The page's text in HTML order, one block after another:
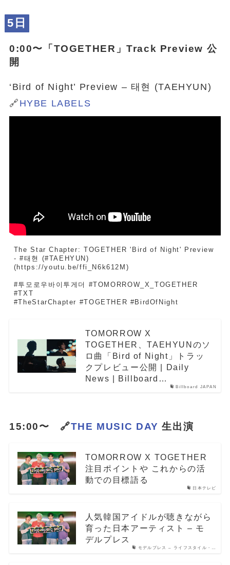
5日
0:00〜「 TOGETHER 」Track Preview 公
開
‘Bird of Night’ Preview – 태현 (TAEHYUN)
🔗 HYBE LABELS
The Star Chapter: TOGETHER 'Bird of Night' Preview
- #태현 (#TAEHYUN)
(https://youtu.be/ffi_N6k612M)
#투모로우바이투게더 #TOMORROW_X_TOGETHER
#TXT
#TheStarChapter #TOGETHER #BirdOfNight
Billboard JAPAN
TOMORROW X
TOGETHER、TAEHYUNのソ
ロ曲「Bird of Night」トラッ
クプレビュー公開 | Daily
News | Billboard…
15:00〜 🔗THE MUSIC DAY 生出演
日本テレビ
TOMORROW X TOGETHER
注目ポイントや これからの活
動での目標語る
モデルプレス – ライフスタイル・…
人気韓国アイドルが聴きながら
育った日本アーティスト – モ
デルプレス